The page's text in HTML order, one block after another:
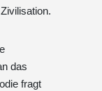
das
fragt